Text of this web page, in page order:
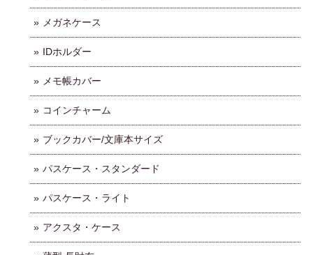
メガネケース
IDホルダー
メモ帳カバー
コインチャーム
ブックカバー/文庫本サイズ
パスケース・スタンダード
パスケース・ライト
アクスタ・ケース